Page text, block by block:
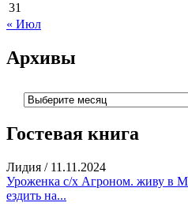
31
« Июл
Архивы
Архивы
Гостевая книга
Лидия / 11.11.2024
Уроженка с/х Агроном. живу в
ездить на...